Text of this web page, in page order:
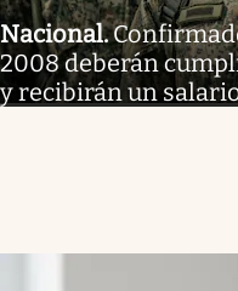
Nacional.
2008 deberán
y recibirán un